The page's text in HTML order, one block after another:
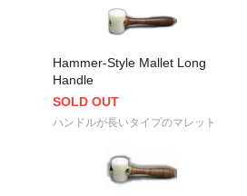
Hammer-Style Mallet Long
Handle
SOLD OUT
ハンドルが長いタイプのマレット